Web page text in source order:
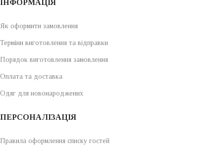
ІНФОРМАЦІЯ
Як оформити замовлення
Терміни виготовлення та відправки
Порядок виготовлення замовлення
Оплата та доставка
Одяг для новонароджених
ПЕРСОНАЛІЗАЦІЯ
Правила оформлення списку гостей